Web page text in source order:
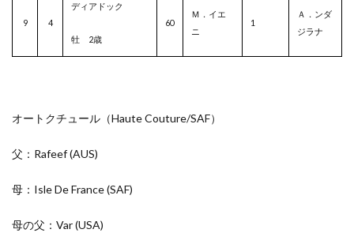
9 4
ディアドック
牡 2歳
60
Ｍ．イエ
ニ
1
Ａ．ンダ
ジラナ
オートクチュール（Haute Couture/SAF）
父：Rafeef(AUS)
母：Isle De France(SAF)
母の父：Var(USA)